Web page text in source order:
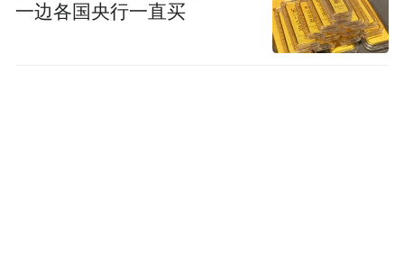
而是一滴滴赤诚热血汇聚成的生命暖流，正
为临床急需血液救治的患者筑起坚实的生命
一边各国央行一直买